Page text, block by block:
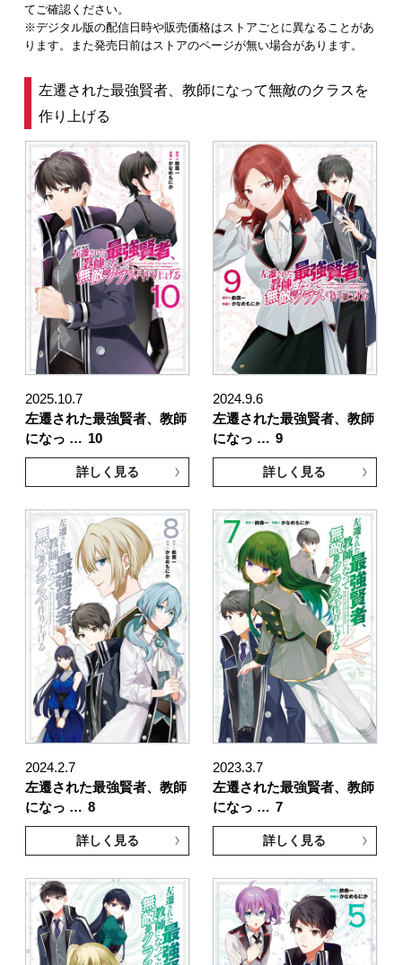
てご確認ください。
※デジタル版の配信日時や販売価格はストアごとに異なることがあ
ります。また発売日前はストアのページが無い場合があります。
左遷された最強賢者、教師になって無敵のクラスを
作り上げる
2025.10.7
左遷された最強賢者、教師
になっ … 10
詳しく見る
2024.9.6
左遷された最強賢者、教師
になっ … 9
詳しく見る
2024.2.7
左遷された最強賢者、教師
になっ … 8
詳しく見る
2023.3.7
左遷された最強賢者、教師
になっ … 7
詳しく見る